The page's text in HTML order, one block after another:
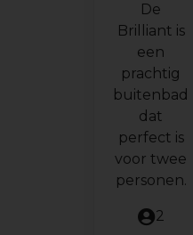
De
Brilliant is
een
prachtig
buitenbad
dat
perfect is
voor twee
personen.
2